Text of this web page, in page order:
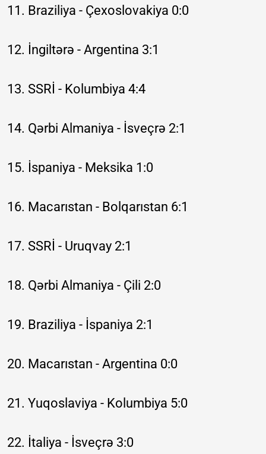
11. Braziliya - Çexoslovakiya 0:0
12. İngiltərə - Argentina 3:1
13. SSRİ - Kolumbiya 4:4
14. Qərbi Almaniya - İsveçrə 2:1
15. İspaniya - Meksika 1:0
16. Macarıstan - Bolqarıstan 6:1
17. SSRİ - Uruqvay 2:1
18. Qərbi Almaniya - Çili 2:0
19. Braziliya - İspaniya 2:1
20. Macarıstan - Argentina 0:0
21. Yuqoslaviya - Kolumbiya 5:0
22. İtaliya - İsveçrə 3:0